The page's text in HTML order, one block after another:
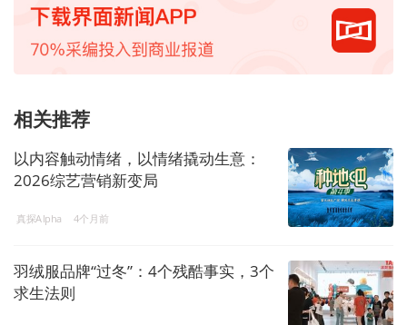
相关推荐
以内容触动情绪，以情绪撬动生意：
2026综艺营销新变局
真探Alpha 4个月前
羽绒服品牌“过冬”：4个残酷事实，3个
求生法则